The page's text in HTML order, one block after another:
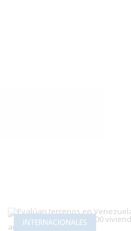
INTERNACIONALES